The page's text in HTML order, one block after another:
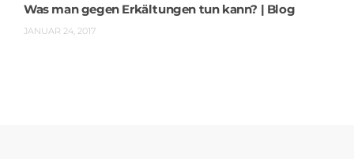
Was man gegen Erkältungen tun kann? | Blog
JANUAR 24, 2017